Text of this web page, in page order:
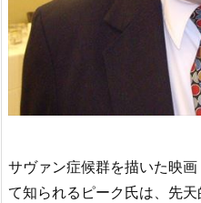
サヴァン症候群を描いた映
て知られるピーク氏は、先